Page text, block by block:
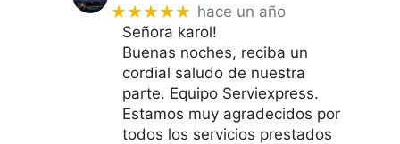
★★★★★ hace un año
Señora karol!
Buenas noches, reciba un
cordial saludo de nuestra
parte. Equipo Serviexpress.
Estamos muy agradecidos por
todos los servicios prestados